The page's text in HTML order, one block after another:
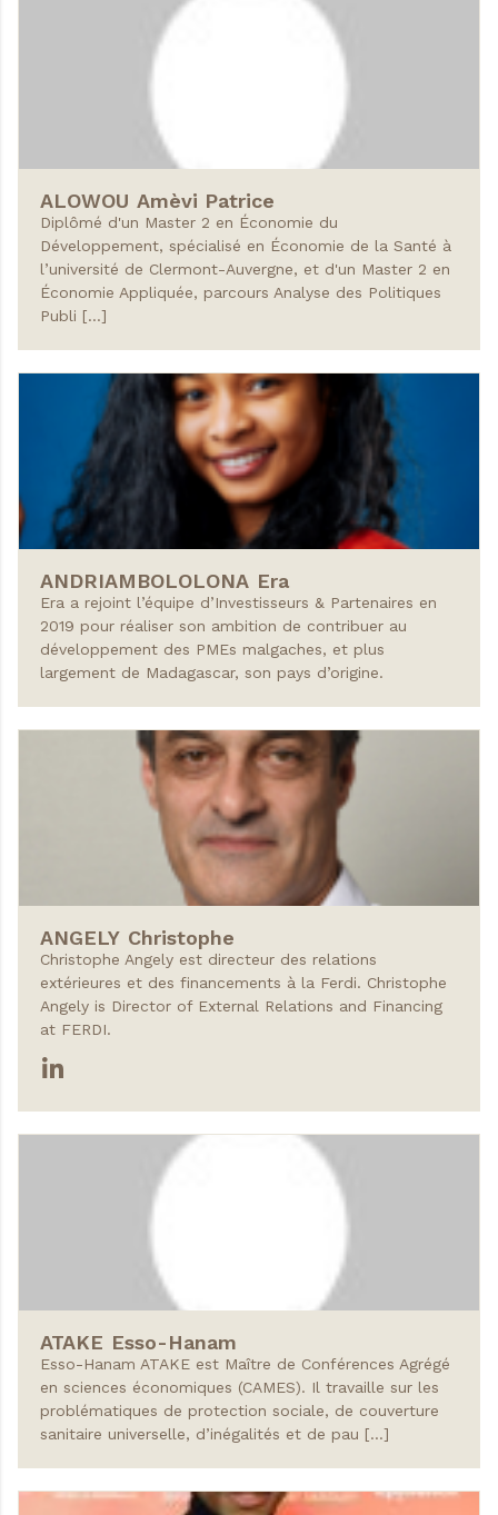
ALOWOU Amèvi Patrice
Diplômé d'un Master 2 en Économie du
Développement, spécialisé en Économie de la Santé à
l’université de Clermont-Auvergne, et d'un Master 2 en
Économie Appliquée, parcours Analyse des Politiques
Publi […]
ANDRIAMBOLOLONA Era
Era a rejoint l’équipe d’Investisseurs & Partenaires en
2019 pour réaliser son ambition de contribuer au
développement des PMEs malgaches, et plus
largement de Madagascar, son pays d’origine.
ANGELY Christophe
Christophe Angely est directeur des relations
extérieures et des financements à la Ferdi. Christophe
Angely is Director of External Relations and Financing
at FERDI.
ATAKE Esso-Hanam
Esso-Hanam ATAKE est Maître de Conférences Agrégé
en sciences économiques (CAMES). Il travaille sur les
problématiques de protection sociale, de couverture
sanitaire universelle, d’inégalités et de pau […]